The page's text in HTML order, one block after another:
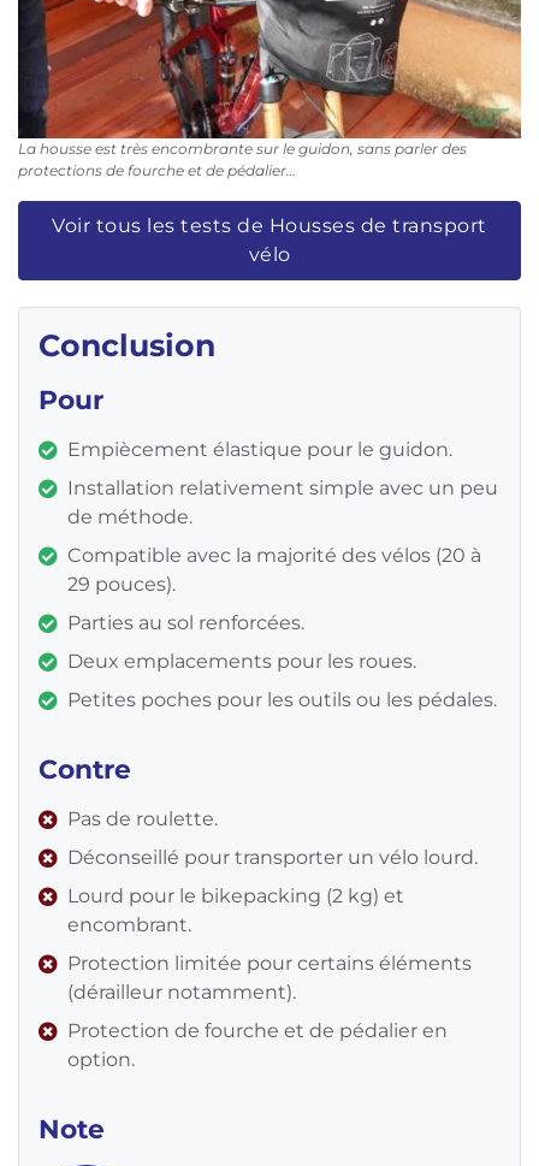
La housse est très encombrante sur le guidon, sans parler des
protections de fourche et de pédalier…
Voir tous les tests de Housses de transport
vélo
Conclusion
Pour
Empiècement élastique pour le guidon.
Installation relativement simple avec un peu
de méthode.
Compatible avec la majorité des vélos (20 à
29 pouces).
Parties au sol renforcées.
Deux emplacements pour les roues.
Petites poches pour les outils ou les pédales.
Contre
Pas de roulette.
Déconseillé pour transporter un vélo lourd.
Lourd pour le bikepacking (2 kg) et
encombrant.
Protection limitée pour certains éléments
(dérailleur notamment).
Protection de fourche et de pédalier en
option.
Note